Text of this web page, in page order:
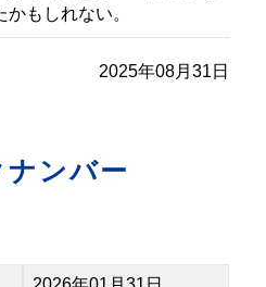
もしれない。
2025年08月31日
ンバー